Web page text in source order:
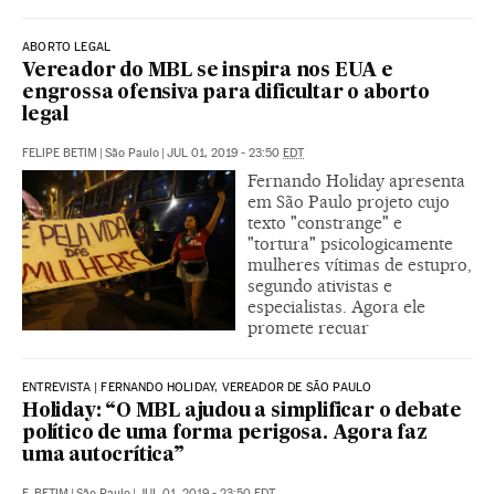
ABORTO LEGAL
Vereador do MBL se inspira nos EUA e
engrossa ofensiva para dificultar o aborto
legal
FELIPE BETIM São Paulo JUL 01, 2019 - 23:50 EDT
Fernando Holiday apresenta
em São Paulo projeto cujo
texto "constrange" e
"tortura" psicologicamente
mulheres vítimas de estupro,
segundo ativistas e
especialistas. Agora ele
promete recuar
ENTREVISTA | FERNANDO HOLIDAY, VEREADOR DE SÃO PAULO
Holiday: “O MBL ajudou a simplificar o debate
político de uma forma perigosa. Agora faz
uma autocrítica”